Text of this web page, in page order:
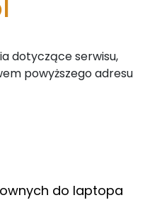
dotyczące serwisu,
powyższego adresu
do laptopa